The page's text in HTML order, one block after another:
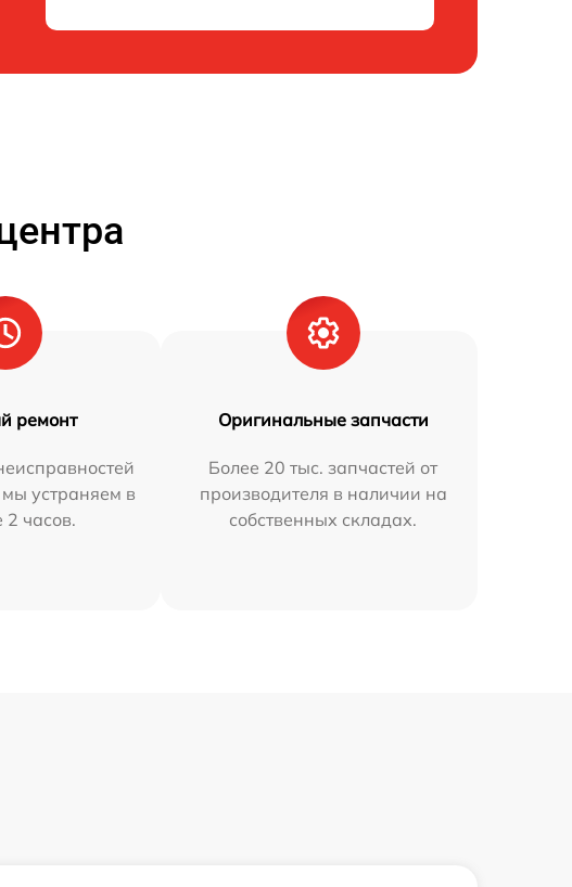
ремонт
устраняем в
2 часов.
Оригинальные запчасти
Более 20 тыс. запчастей от
производителя в наличии на
собственных складах.